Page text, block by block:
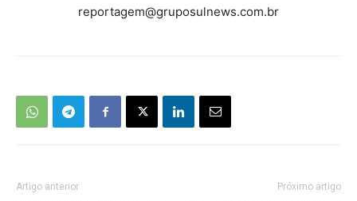
reportagem@gruposulnews.com.br
Artigo anterior Próximo artigo